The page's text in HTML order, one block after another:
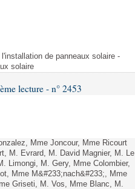
de panneaux solaire -
solaire
lecture - n° 2453
Mme Joncour, Mme Ricourt
M. Evrard, M. David Magnier, M. Le
Limongi, M. Gery, Mme Colombier,
Mme M&#233;nach&#233;, Mme
Griseti, M. Vos, Mme Blanc, M.